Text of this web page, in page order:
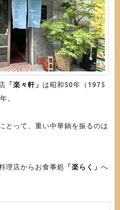
「楽々軒」 は昭和50年（1975
。
とって、重い中華鍋を振るのは
理店からお食事処 「楽らく」 へ